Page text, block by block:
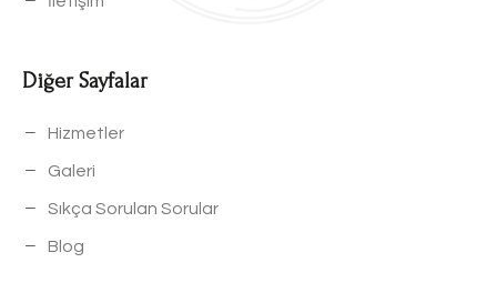
Diğer Sayfalar
Hizmetler
Galeri
Sıkça Sorulan Sorular
Blog